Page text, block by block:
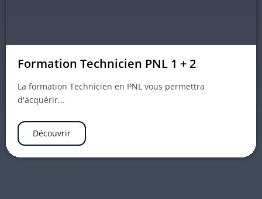
Formation Technicien PNL 1 + 2
La formation Technicien en PNL vous permettra
d'acquérir...
Découvrir